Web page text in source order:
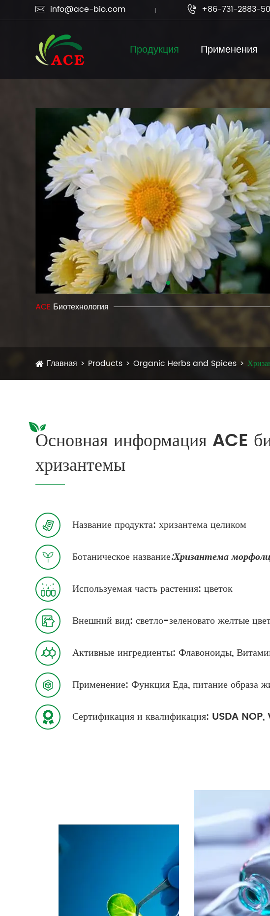
 info@ace-bio.com  +86-731-2883-
Продукция Применения
ACE Биотехнология
Главная Products Organic Herbs and Spices
Основная информация ACE
хризантемы
 Название продукта: хризантема целиком
 Ботаническое название:Хризантема
 Используемая часть растения: цветок
 Внешний вид: светло-зеленовато желтые
 Активные ингредиенты: Флавоноиды,
 Применение: Функция Еда, питание образа
 Сертификация и квалификация: USDA